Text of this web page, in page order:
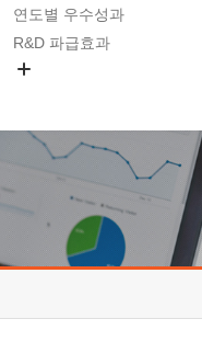
연도별 우수성과
R&D 파급효과